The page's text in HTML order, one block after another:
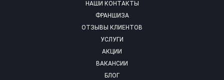
НАШИ КОНТАКТЫ
ФРАНШИЗА
ОТЗЫВЫ КЛИЕНТОВ
УСЛУГИ
АКЦИИ
ВАКАНСИИ
БЛОГ